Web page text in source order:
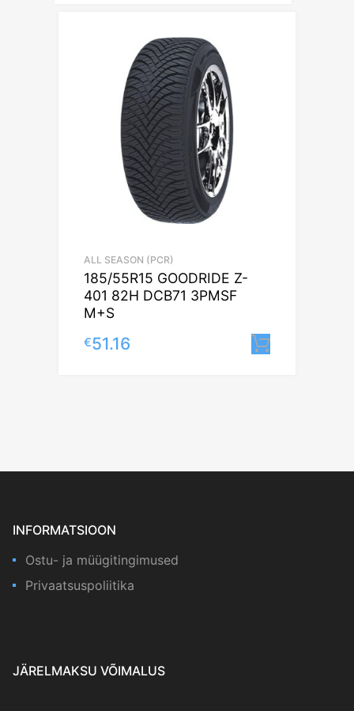
ALL SEASON (PCR)
185/55R15 GOODRIDE Z-
401 82H DCB71 3PMSF
M+S
€51.16
INFORMATSIOON
Ostu- ja müügitingimused
Privaatsuspoliitika
JÄRELMAKSU VÕIMALUS